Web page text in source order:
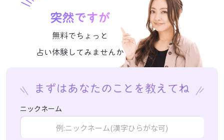
突然ですが
無料でちょっと
占い体験してみませんか
ニックネーム